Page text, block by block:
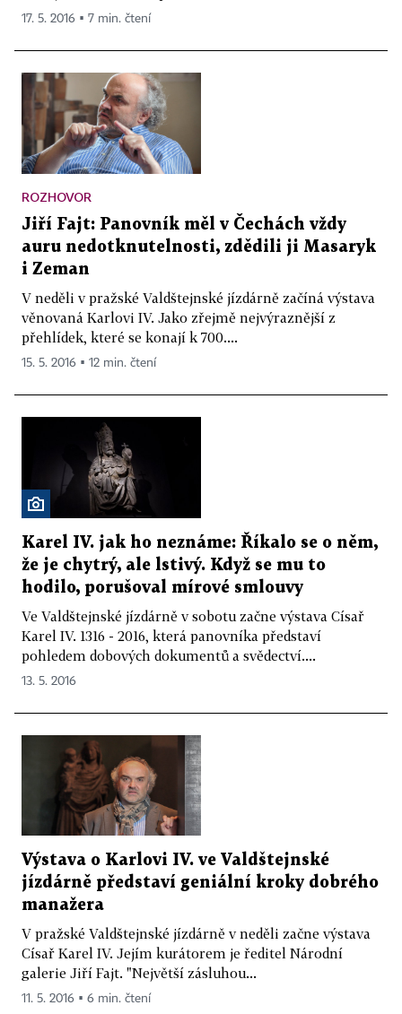
17. 5. 2016 ▪ 7 min. čtení
ROZHOVOR
Jiří Fajt: Panovník měl v Čechách vždy
auru nedotknutelnosti, zdědili ji Masaryk
i Zeman
V neděli v pražské Valdštejnské jízdárně začíná výstava
věnovaná Karlovi IV. Jako zřejmě nejvýraznější z
přehlídek, které se konají k 700....
15. 5. 2016 ▪ 12 min. čtení
Karel IV. jak ho neznáme: Říkalo se o něm,
že je chytrý, ale lstivý. Když se mu to
hodilo, porušoval mírové smlouvy
Ve Valdštejnské jízdárně v sobotu začne výstava Císař
Karel IV. 1316 - 2016, která panovníka představí
pohledem dobových dokumentů a svědectví....
13. 5. 2016
Výstava o Karlovi IV. ve Valdštejnské
jízdárně představí geniální kroky dobrého
manažera
V pražské Valdštejnské jízdárně v neděli začne výstava
Císař Karel IV. Jejím kurátorem je ředitel Národní
galerie Jiří Fajt. "Největší zásluhou...
11. 5. 2016 ▪ 6 min. čtení